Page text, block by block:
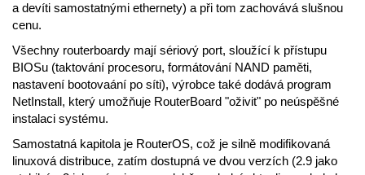
a devíti samostatnými ethernety) a při tom zachovává slušnou
cenu.
Všechny routerboardy mají sériový port, sloužící k přístupu
BIOSu (taktování procesoru, formátování NAND paměti,
nastavení bootovaání po síti), výrobce také dodává program
NetInstall, který umožňuje RouterBoard "oživit" po neúspěšné
instalaci systému.
Samostatná kapitola je RouterOS, což je silně modifikovaná
linuxová distribuce, zatím dostupná ve dvou verzích (2.9 jako